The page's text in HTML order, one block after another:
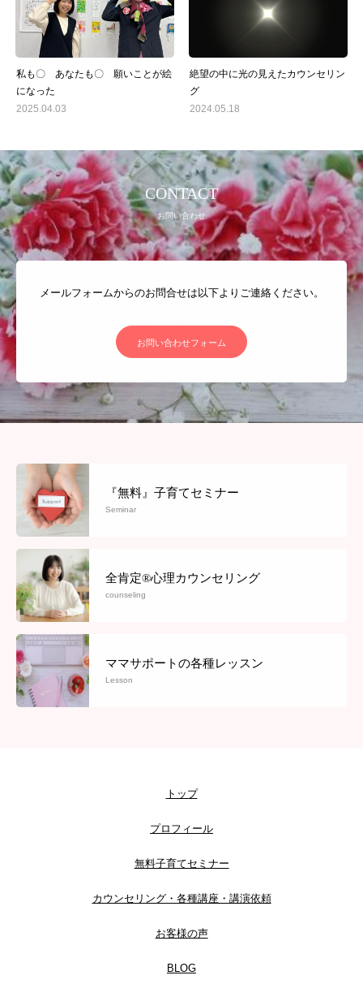
私も〇 あなたも〇 願いことが絵
になった
2025.04.03
絶望の中に光の見えたカウンセリン
グ
2024.05.18
CONTACT
お問い合わせ
メールフォームからのお問合せは以下よりご連絡ください。
お問い合わせフォーム
『無料』子育てセミナー
Seminar
全肯定®心理カウンセリング
counseling
ママサポートの各種レッスン
Lesson
トップ
プロフィール
無料子育てセミナー
カウンセリング・各種講座・講演依頼
お客様の声
BLOG